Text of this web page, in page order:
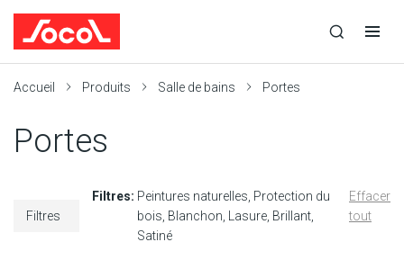
recherche
recherche
navigation
Accueil Produits Salle de bains Portes
Portes
Filtres
Filtres: Peintures naturelles Protection du
bois Blanchon Lasure Brillant
Satiné
Effacer
tout